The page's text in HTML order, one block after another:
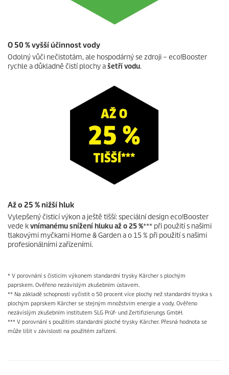
O 50 % vyšší účinnost vody
Odolný vůči nečistotám, ale hospodárný se zdroji – eco!Booster
rychle a důkladně čistí plochy ašetří vodu.
Až o 25 % nižší hluk
Vylepšený čisticí výkon a ještě tišší: speciální designeco!Booster
vede kvnímanému snížení hluku až o 25 %*** při použití s ​​našimi
tlakovými myčkami Home & Garden a o 15 % při použití s ​​našimi
profesionálními zařízeními.
* V porovnání s čisticím výkonem standardní trysky Kärcher s plochým
paprskem. Ověřeno nezávislým zkušebním ústavem.
** Na základě schopnosti vyčistit o 50 procent více plochy než standardní tryska s
plochým paprskem Kärcher se stejným množstvím energie a vody. Ověřeno
nezávislým zkušebním institutem SLG Prüf- und Zertifizierungs GmbH.
*** V porovnání s použitím standardní ploché trysky Kärcher. Přesná hodnota se
může lišit v závislosti na použitém zařízení.